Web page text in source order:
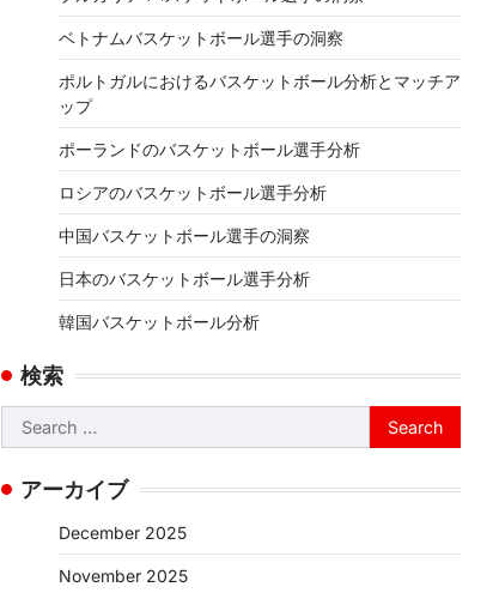
ベトナムバスケットボール選手の洞察
ポルトガルにおけるバスケットボール分析とマッチア
ップ
ポーランドのバスケットボール選手分析
ロシアのバスケットボール選手分析
中国バスケットボール選手の洞察
日本のバスケットボール選手分析
韓国バスケットボール分析
検索
Search
for:
アーカイブ
December 2025
November 2025